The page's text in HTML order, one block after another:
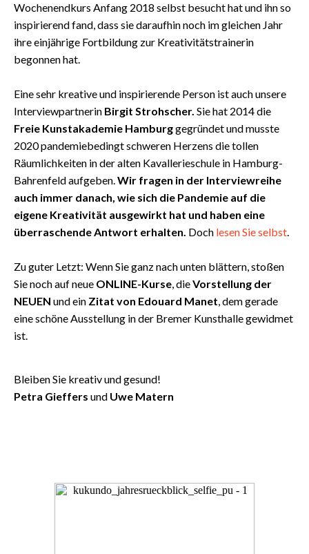
Wochenendkurs Anfang 2018 selbst besucht hat und ihn so
inspirierend fand, dass sie daraufhin noch im gleichen Jahr
ihre einjährige Fortbildung zur Kreativitätstrainerin
begonnen hat.
Eine sehr kreative und inspirierende Person ist auch unsere
Interviewpartnerin Birgit Strohscher. Sie hat 2014 die
Freie Kunstakademie Hamburggegründet und musste
2020 pandemiebedingt schweren Herzens die tollen
Räumlichkeiten in deralten Kavallerieschule in Hamburg-
Bahrenfeld aufgeben.Wir fragen in der Interviewreihe
auch immer danach, wie sich die Pandemie auf die
eigene Kreativität ausgewirkt hat und haben eine
überraschende Antwort erhalten. Doch lesen Sie selbst.
Zu guter Letzt: Wenn Sie ganz nach unten blättern, stoßen
Sie noch auf neue ONLINE-Kurse, dieVorstellung der
NEUEN und ein Zitat von Edouard Manet, dem gerade
eine schöne Ausstellung in der Bremer Kunsthalle gewidmet
ist.
Bleiben Sie kreativ und gesund!
Petra Gieffers und Uwe Matern